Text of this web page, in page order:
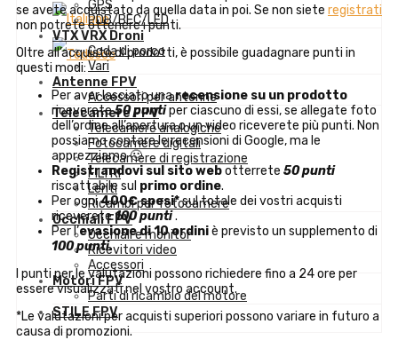
GPS
PDB/BEC/LED
VTX VRX Droni
Coda di porco
Vari
Antenne FPV
Accessori per antenne
Telecamere FPV
Telecamere analogiche
Fotocamere digitali
Telecamere di registrazione
FILTRI
Lenti
Ricambi per fotocamere
Occhiali FPV
Occhiali e monitor
Ricevitori video
Accessori
Motori FPV
Parti di ricambio del motore
STILE FPV
se avete acquistato da quella data in poi. Se non siete registrati
non potrete ottenere i punti.
Oltre all’acquisto di prodotti, è possibile guadagnare punti in
questi modi:
Per aver lasciato unarecensione su un prodotto
riceverete50 puntiper ciascuno di essi, se allegate foto
dell’ordine all’apertura o un video riceverete più punti. Non
possiamo contare le recensioni di Google, ma le
apprezziamo 🙂
Registrandovi sul sito webotterrete 50 punti
riscattabile sul primo ordine.
Per ogni400€ spesi*sul totale dei vostri acquisti
riceverete100 punti.
Per l’evasione di 10 ordiniè previsto un supplemento di
100 punti.
I punti per le valutazioni possono richiedere fino a 24 ore per
essere visualizzati nel vostro account.
*Le valutazioni per acquisti superiori possono variare in futuro a
causa di promozioni.